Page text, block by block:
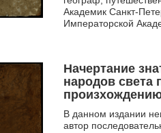
Вторыя Ч. 1
Академик Санкт-
Императорской
Начертание
народов света
языкам
В данном издании
автор